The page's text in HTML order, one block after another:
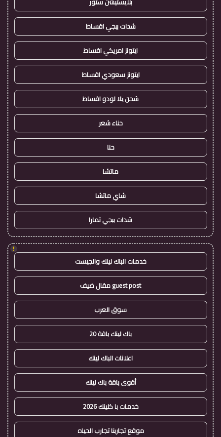
شدات ببجي اقساط
ايتونز امريكي اقساط
ايتونز سعودي اقساط
شحن يلا لودو اقساط
حناء شعر
حنا
ماتشا
شاي ماتشا
شدات ببجي تمارا
!
خدمات الباك لينك والجيست
guest post مقال ضيف
سوق العرب
باك لينك باقة 20
اعلانات الباك لينك
أقوى باقة باك لينك
خدمات با كلينك 2026
موقع تجاربنا تجارب الحياه